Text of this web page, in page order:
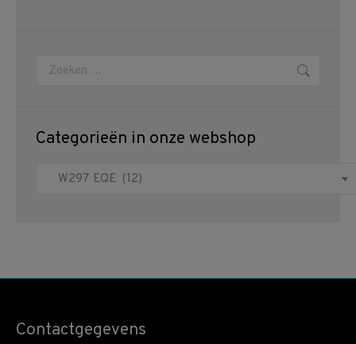
Zoeken:
Categorieën in onze webshop
Contactgegevens